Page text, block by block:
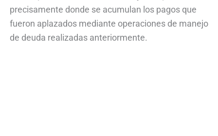
precisamente donde se acumulan los pagos que
fueron aplazados mediante operaciones de manejo
de deuda realizadas anteriormente.